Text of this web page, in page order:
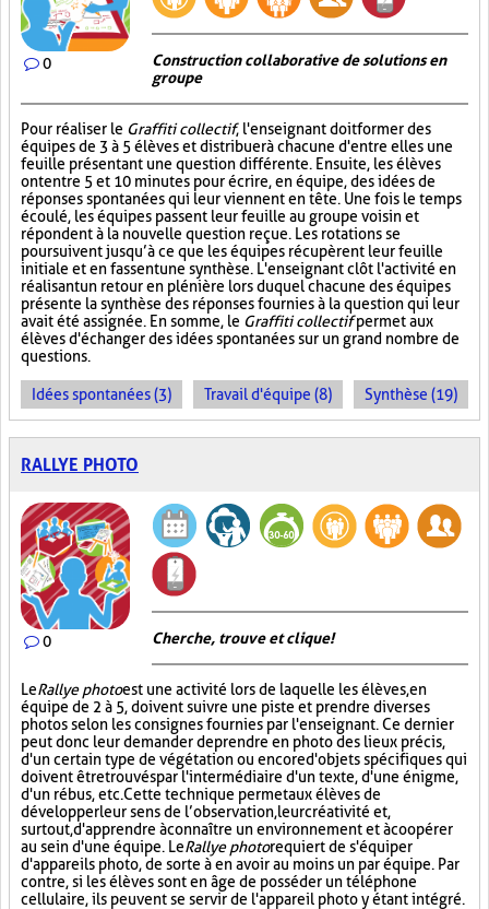
0
Construction collaborative de solutions en
groupe
Pour réaliser le Graffiti collectif, l'enseignant doit former des
équipes de 3 à 5 élèves et distribuer à chacune d'entre elles une
feuille présentant une question différente. Ensuite, les élèves
ont entre 5 et 10 minutes pour écrire, en équipe, des idées de
réponses spontanées qui leur viennent en tête. Une fois le temps
écoulé, les équipes passent leur feuille au groupe voisin et
répondent à la nouvelle question reçue. Les rotations se
poursuivent jusqu’à ce que les équipes récupèrent leur feuille
initiale et en fassent une synthèse. L'enseignant clôt l'activité en
réalisant un retour en plénière lors duquel chacune des équipes
présente la synthèse des réponses fournies à la question qui leur
avait été assignée. En somme, le Graffiti collectifpermet aux
élèves d'échanger des idées spontanées sur un grand nombre de
questions.
Idées spontanées (3) Travail d'équipe (8) Synthèse (19)
RALLYE PHOTO
0 Cherche, trouve et clique !
LeRallye photoest une activité lors de laquelle les élèves, en
équipe de 2 à 5, doivent suivre une piste et prendre diverses
photos selon les consignes fournies par l'enseignant. Ce dernier
peut donc leur demander de prendre en photo des lieux précis,
d'un certain type de végétation ou encore d'objets spécifiques qui
doivent être trouvés par l'intermédiaire d'un texte, d'une énigme,
d'un rébus, etc. Cette technique permet aux élèves de
développer leur sens de l’observation, leur créativité et,
surtout, d'apprendre à connaître un environnement et à coopérer
au sein d'une équipe. LeRallye photorequiert de s'équiper
d'appareils photo, de sorte à en avoir au moins un par équipe. Par
contre, si les élèves sont en âge de posséder un téléphone
cellulaire, ils peuvent se servir de l'appareil photo y étant intégré.